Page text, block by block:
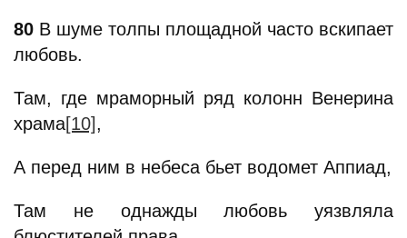
80 В шуме толпы площадной часто вскипает
любовь.
Там, где мраморный ряд колонн Венерина
храма[10],
А перед ним в небеса бьет водомет Аппиад,
Там не однажды любовь уязвляла